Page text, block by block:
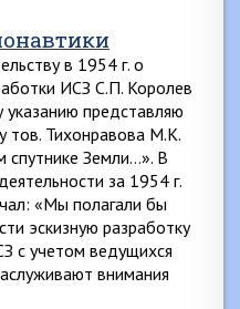
в 1954 г. о
ИСЗ С.П. Королев
представляю
тов. Тихонравова М.К.
спутнике Земли…». В
за 1954 г.
«Мы полагали бы
эскизную разработку
с учетом ведущихся
внимания